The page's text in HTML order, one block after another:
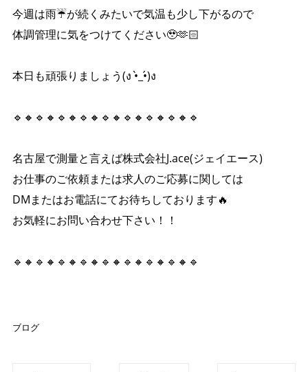
今週は雨☔️が続くみたいで気温も少し下がるので
体調管理に気をつけてください🥹‎🫶🏻️
本日も頑張りましょう(ง •̀_•́)ง
🔹🔸🔹🔸🔹🔸🔹🔸🔹🔸🔹🔸🔹🔸🔹🔸🔹
名古屋で測量と言えば株式会社J.ace(ジェイエース)
お仕事のご依頼または求人のご応募に関しては
DMまたはお電話にてお待ちしております🔥
お気軽にお問い合わせ下さい！！
🔹🔸🔹🔸🔹🔸🔹🔸🔹🔸🔹🔸🔹🔸🔹🔸🔹
ブログ